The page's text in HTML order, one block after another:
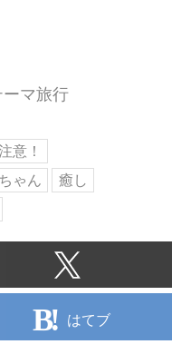
マ旅行
意！
ゃん
癒し
はてブ